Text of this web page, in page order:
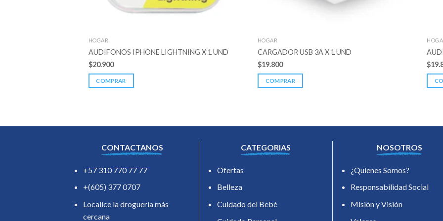
HOGAR
AUDIFONOS IPHONE LIGHTNING X 1 UND
$20.900
COMPRAR
HOGAR
CARGADOR USB 3A X 1 UND
$19.800
COMPRAR
$
CONTACTANOS
+57 310 770 77 77
+(605) 377 0707
Localice la droguería más
cercana
CATEGORIAS
Ofertas
Belleza
Cuidado del Bebé
NOSOTROS
¿Quienes Somos?
Responsabilidad Social
Misión y Visión